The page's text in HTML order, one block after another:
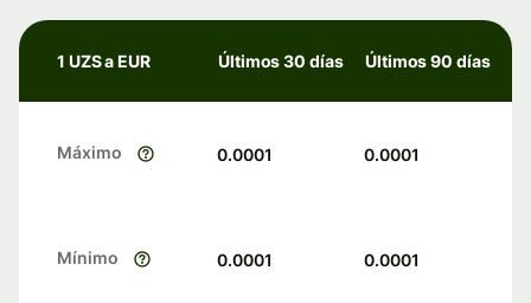
1 UZS a EUR Últimos 30 días Últimos 90 días
Máximo 0.0001 0.0001
Mínimo 0.0001 0.0001